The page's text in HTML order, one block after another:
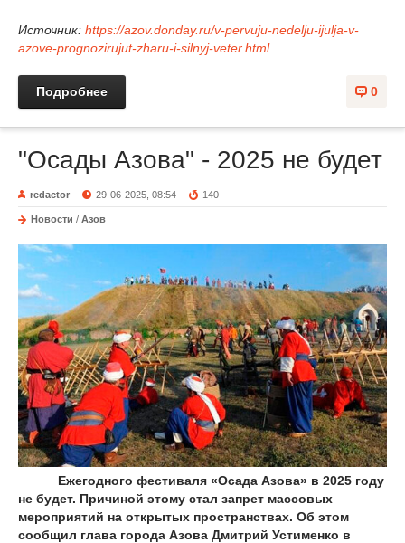
Источник: https://azov.donday.ru/v-pervuju-nedelju-ijulja-v-
azove-prognozirujut-zharu-i-silnyj-veter.html
0
Подробнее
"Осады Азова" - 2025 не будет
redactor 29-06-2025, 08:54 140
Новости / Азов
Ежегодного фестиваля «Осада Азова» в 2025 году
не будет. Причиной этому стал запрет массовых
мероприятий на открытых пространствах. Об этом
сообщил глава города Азова Дмитрий Устименко в